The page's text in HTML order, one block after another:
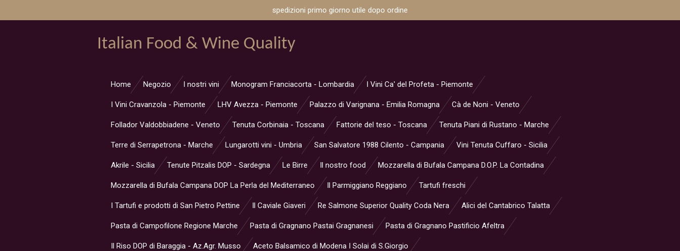
spedizioni primo giorno utile dopo ordine
Italian Food & Wine Quality
Home Negozio I nostri vini Monogram Franciacorta - Lombardia I Vini Ca' del Profeta - Piemonte
I Vini Cravanzola - Piemonte LHV Avezza - Piemonte Palazzo di Varignana - Emilia Romagna Cà de Noni - Veneto
Follador Valdobbiadene - Veneto Tenuta Corbinaia - Toscana Fattorie del teso - Toscana Tenuta Piani di Rustano - Marche
Terre di Serrapetrona - Marche Lungarotti vini - Umbria San Salvatore 1988 Cilento - Campania Vini Tenuta Cuffaro - Sicilia
Akrile - Sicilia Tenute Pitzalis DOP - Sardegna Le Birre Il nostro food Mozzarella di Bufala Campana D.O.P. La Contadina
Mozzarella di Bufala Campana DOP La Perla del Mediterraneo Il Parmiggiano Reggiano Tartufi freschi
I Tartufi e prodotti di San Pietro Pettine Il Caviale Giaveri Re Salmone Superior Quality Coda Nera Alici del Cantabrico Talatta
Pasta di Campofilone Regione Marche Pasta di Gragnano Pastai Gragnanesi Pasta di Gragnano Pastificio Afeltra
Il Riso DOP di Baraggia - Az.Agr. Musso Aceto Balsamico di Modena I Solai di S.Giorgio